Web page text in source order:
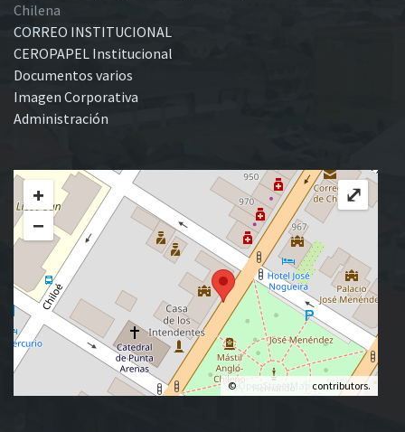
Chilena
CORREO INSTITUCIONAL
CEROPAPEL Institucional
Documentos varios
Imagen Corporativa
Administración
+
−
© OpenStreetMap contributors.
⤢